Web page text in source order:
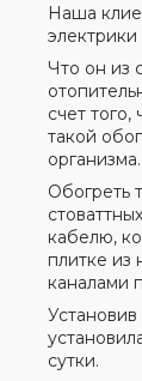
Наша
Что он из
счет
такой
организма.
Обогреть
кабелю,
плитке из
каналами
сутки.